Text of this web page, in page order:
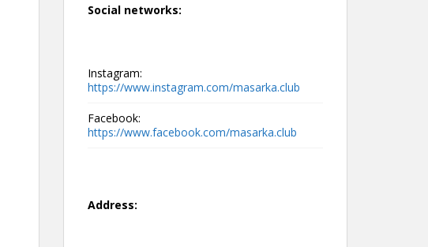
Social networks:
Instagram:
https://www.instagram.com/masarka.club
Facebook:
https://www.facebook.com/masarka.club
Address: